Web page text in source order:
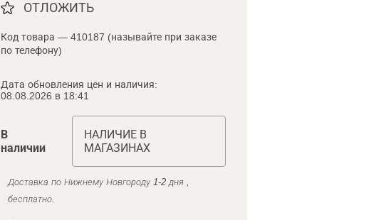
ОТЛОЖИТЬ
Код товара — 410187 (называйте при заказе
по телефону)
Дата обновления цен и наличия:
08.08.2026 в 18:41
В
наличии
НАЛИЧИЕ В
МАГАЗИНАХ
Доставка по Нижнему Новгороду 1-2 дня ,
бесплатно.